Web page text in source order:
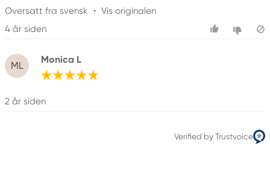
Oversatt fra svensk • Vis originalen
4 år siden
ML
Monica L
2 år siden
Verified by Trustvoice